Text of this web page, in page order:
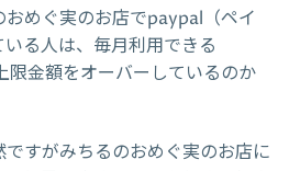
めぐ実のお店でpaypal（ペイ
る人は、毎月利用できる
金額をオーバーしているのか
すがみちるのおめぐ実のお店に